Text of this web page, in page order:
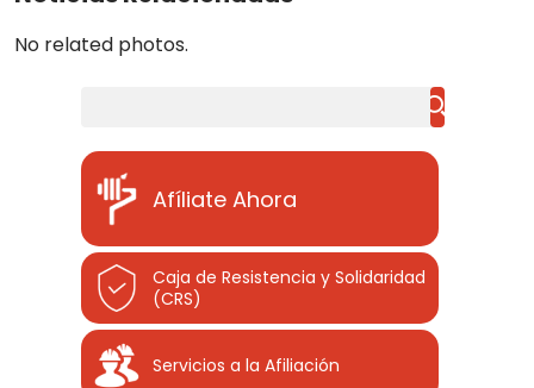
No related photos.
Afíliate Ahora
Caja de Resistencia y Solidaridad
(CRS)
Servicios a la Afiliación